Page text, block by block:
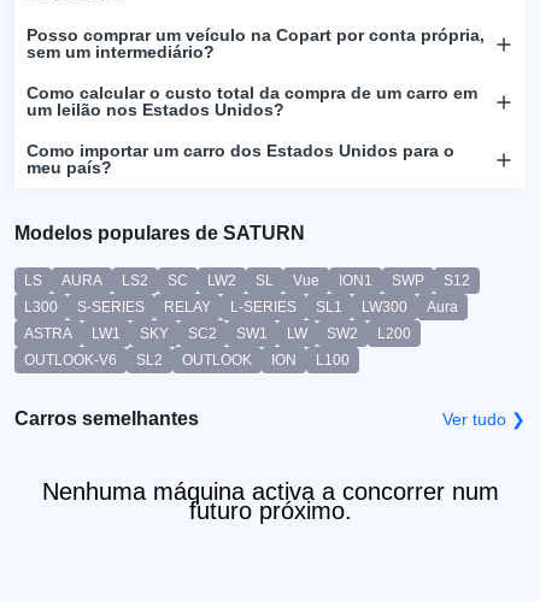
Posso comprar um veículo na Copart por conta própria,
sem um intermediário?
Como calcular o custo total da compra de um carro em
um leilão nos Estados Unidos?
Como importar um carro dos Estados Unidos para o
meu país?
Modelos populares de SATURN
LS AURA LS2 SC LW2 SL Vue ION1 SWP
S12
L300
S-SERIES RELAY L-SERIES SL1 LW300
Aura
ASTRA
LW1 SKY SC2 SW1 LW SW2
L200
OUTLOOK-V6
SL2 OUTLOOK ION L100
Carros semelhantes Ver tudo ❯
Nenhuma máquina activa a concorrer num
futuro próximo.